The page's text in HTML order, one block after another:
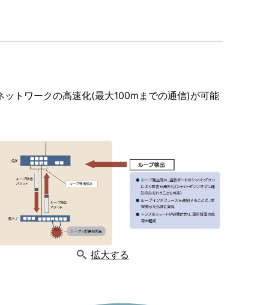
トワークの高速化(最大100mまでの通信)が可能
拡大する